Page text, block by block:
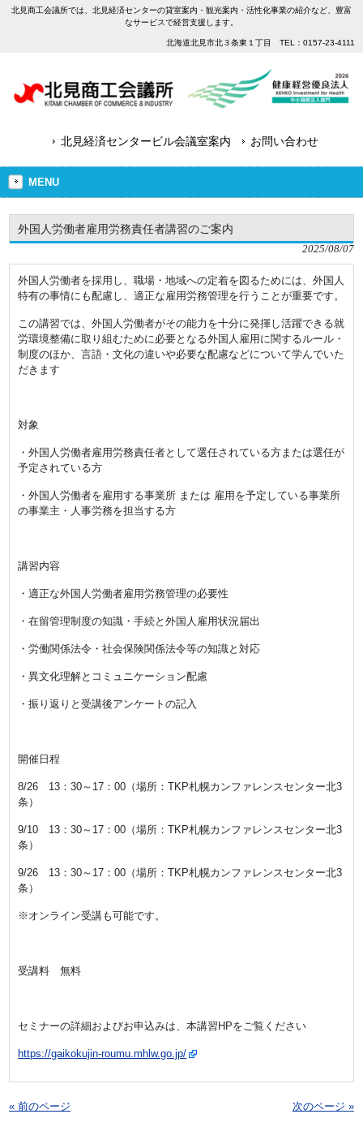
北見商工会議所では、北見経済センターの貸室案内・観光案内・活性化事業の紹介など、豊富
なサービスで経営支援します。
北海道北見市北３条東１丁目 TEL：0157-23-4111
北見経済センタービル会議室案内 お問い合わせ
MENU
外国人労働者雇用労務責任者講習のご案内
2025/08/07
外国人労働者を採用し、職場・地域への定着を図るためには、外国人
特有の事情にも配慮し、適正な雇用労務管理を行うことが重要です。
この講習では、外国人労働者がその能力を十分に発揮し活躍できる就
労環境整備に取り組むために必要となる外国人雇用に関するルール・
制度のほか、言語・文化の違いや必要な配慮などについて学んでいた
だきます
対象
・外国人労働者雇用労務責任者として選任されている方または選任が
予定されている方
・外国人労働者を雇用する事業所 または 雇用を予定している事業所
の事業主・人事労務を担当する方
講習内容
・適正な外国人労働者雇用労務管理の必要性
・在留管理制度の知識・手続と外国人雇用状況届出
・労働関係法令・社会保険関係法令等の知識と対応
・異文化理解とコミュニケーション配慮
・振り返りと受講後アンケートの記入
開催日程
8/26 13：30～17：00（場所：TKP札幌カンファレンスセンター北3
条）
9/10 13：30～17：00（場所：TKP札幌カンファレンスセンター北3
条）
9/26 13：30～17：00（場所：TKP札幌カンファレンスセンター北3
条）
※オンライン受講も可能です。
受講料 無料
セミナーの詳細およびお申込みは、本講習HPをご覧ください
https://gaikokujin-roumu.mhlw.go.jp/
« 前のページ 次のページ »